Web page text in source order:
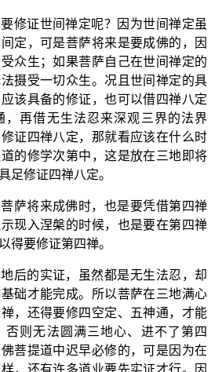
修证世间禅定呢？因为世间禅定虽
定，可是菩萨将来是要成佛的，因
众生；如果菩萨自己在世间禅定的
摄受一切众生。况且世间禅定的具
该具备的修证，也可以借四禅八定
，再借无生法忍来深观三界的法界
证四禅八定，那就看应该在什么时
的修学次第中，这是放在三地即将
足修证四禅八定。
萨将来成佛时，也是要凭借第四禅
现入涅槃的时候，也是要在第四禅
得要修证第四禅。
后的实证，虽然都是无生法忍，却
础才能完成。所以菩萨在三地满心
，还得要修四空定、五神通，才能
否则无法圆满三地心、进不了第四
菩提道中迟早必修的，可是因为在
，还有许多道业要先实证才行。因